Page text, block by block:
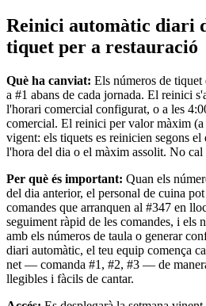
Gestió de torns
Descobrir
Plataforma per a
Centre d'aplicacions
No tens cap article a la cistella
Compra
Mostra la cistella
Reinici automàtic diari
tiquet per a restauració
Què ha canviat: Els números de
a #1 abans de cada jornada. El reinici
l'horari comercial configurat, o a les
comercial. El reinici per valor màxim
vigent: els tiquets es reinicien segons
l'hora del dia o el màxim assolit. No cal
Per què és important: Quan els
del dia anterior, el personal de cuina
comandes que arranquen al #347 en
seguiment ràpid de les comandes, i els
amb els números de taula o generar
diari automàtic, el teu equip comença
net — comanda #1, #2, #3 — de
llegibles i fàcils de cantar.